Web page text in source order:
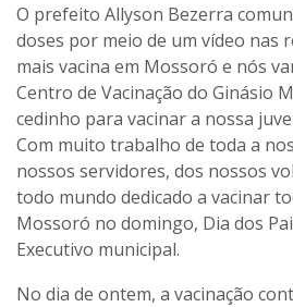
O prefeito Allyson Bezerra
doses por meio de um vídeo nas
mais vacina em Mossoró e nós
Centro de Vacinação do Ginásio
cedinho para vacinar a nossa
Com muito trabalho de toda a
nossos servidores, dos nossos
todo mundo dedicado a vacinar
Mossoró no domingo, Dia dos
Executivo municipal.
No dia de ontem, a vacinação